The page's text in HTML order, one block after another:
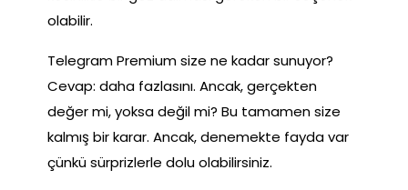
olabilir.
Telegram Premium size ne kadar sunuyor?
Cevap: daha fazlasını. Ancak, gerçekten
değer mi, yoksa değil mi? Bu tamamen size
kalmış bir karar. Ancak, denemekte fayda var
çünkü sürprizlerle dolu olabilirsiniz.